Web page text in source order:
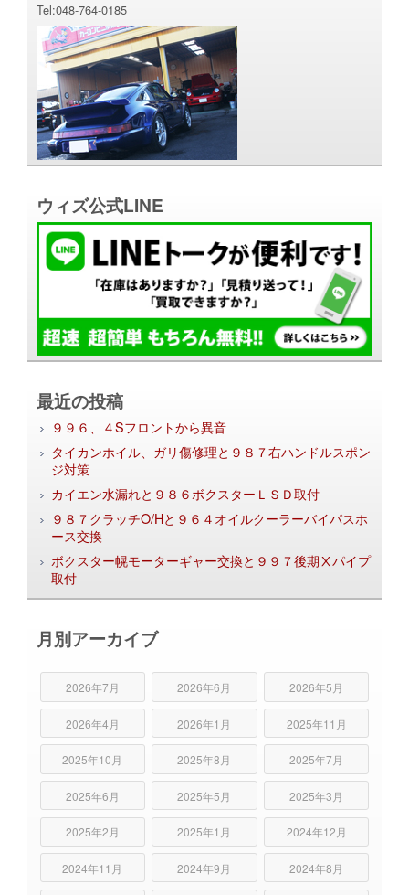
Tel:048-764-0185
ウィズ公式LINE
最近の投稿
９９６、４Sフロントから異音
タイカンホイル、ガリ傷修理と９８７右ハンドルスポン
ジ対策
カイエン水漏れと９８６ボクスターＬＳＤ取付
９８７クラッチO/Hと９６４オイルクーラーバイパスホ
ース交換
ボクスター幌モーターギャー交換と９９７後期Ⅹパイプ
取付
月別アーカイブ
2026年7月 2026年6月 2026年5月
2026年4月 2026年1月 2025年11月
2025年10月 2025年8月 2025年7月
2025年6月 2025年5月 2025年3月
2025年2月 2025年1月 2024年12月
2024年11月 2024年9月 2024年8月